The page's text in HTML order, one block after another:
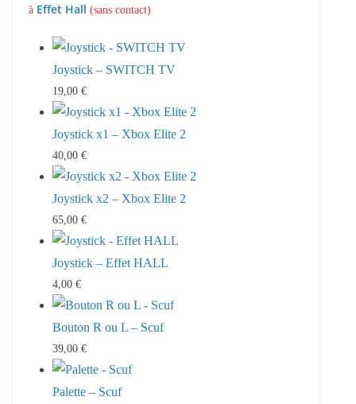
à Effet Hall (sans contact)
Joystick – SWITCH TV
19,00 €
Joystick x1 – Xbox Elite 2
40,00 €
Joystick x2 – Xbox Elite 2
65,00 €
Joystick – Effet HALL
4,00 €
Bouton R ou L – Scuf
39,00 €
Palette – Scuf